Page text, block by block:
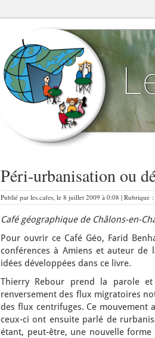
Péri-urbanisation ou
Publié par les.cafes, le 8 juillet 2009 à 0:08 | Rubrique :
Café géographique de Châlons-en-
Pour ouvrir ce Café Géo, Farid
conférences à Amiens et auteur de
idées développées dans ce livre.
Thierry Rebour prend la parole
renversement des flux migratoires
des flux centrifuges. Ce mouvement
ceux-ci ont ensuite parlé de
étant, peut-être, une nouvelle